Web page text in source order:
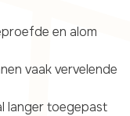
en alom
vaak vervelende
langer toegepast